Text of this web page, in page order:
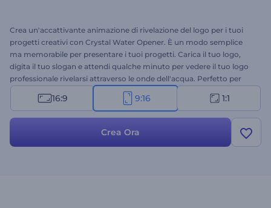
Crea un'accattivante animazione di rivelazione del logo per i tuoi
progetti creativi con Crystal Water Opener. È un modo semplice
ma memorabile per presentare i tuoi progetti. Carica il tuo logo,
digita il tuo slogan e attendi qualche minuto per vedere il tuo logo
professionale rivelarsi attraverso le onde dell'acqua. Perfetto per
promozioni di prodotti, presentazioni aziendali, introduzioni di
presentazioni, spot televisivi e molto altro. Fai un ulteriore passo
modello ispirato alla natura. Provalo subito!
16:9 9:16 1:1
Crea Ora